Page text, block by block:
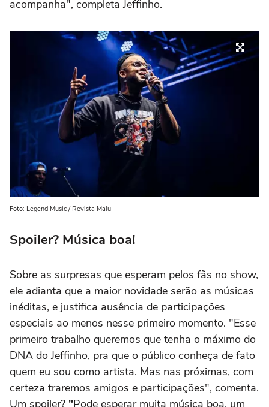
acompanha", completa Jeffinho.
Foto: Legend Music / Revista Malu
Spoiler? Música boa!
Sobre as surpresas que esperam pelos fãs no show,
ele adianta que a maior novidade serão as músicas
inéditas, e justifica ausência de participações
especiais ao menos nesse primeiro momento. "Esse
primeiro trabalho queremos que tenha o máximo do
DNA do Jeffinho, pra que o público conheça de fato
quem eu sou como artista. Mas nas próximas, com
certeza traremos amigos e participações", comenta.
Um spoiler? "Pode esperar muita música boa, um